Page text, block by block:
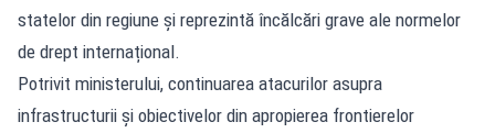
statelor din regiune și reprezintă încălcări grave ale normelor
de drept internațional.
Potrivit ministerului, continuarea atacurilor asupra
infrastructurii și obiectivelor din apropierea frontierelor